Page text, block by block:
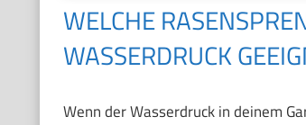
WELCHE
WASSERDRUCK
Wenn der Wasserdruck in deinem